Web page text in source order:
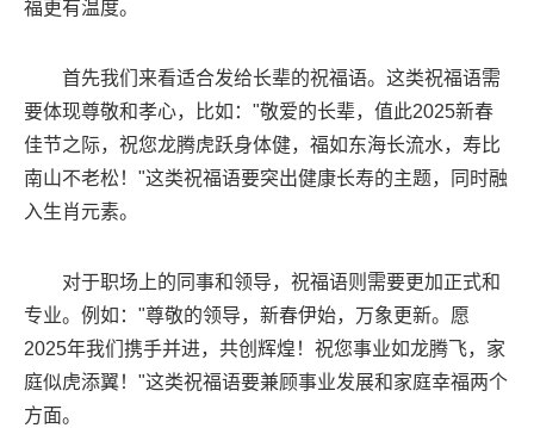
福更有温度。
首先我们来看适合发给长辈的祝福语。这类祝福语需
要体现尊敬和孝心，比如："敬爱的长辈，值此2025新春
佳节之际，祝您龙腾虎跃身体健，福如东海长流水，寿比
南山不老松！"这类祝福语要突出健康长寿的主题，同时融
入生肖元素。
对于职场上的同事和领导，祝福语则需要更加正式和
专业。例如："尊敬的领导，新春伊始，万象更新。愿
2025年我们携手并进，共创辉煌！祝您事业如龙腾飞，家
庭似虎添翼！"这类祝福语要兼顾事业发展和家庭幸福两个
方面。